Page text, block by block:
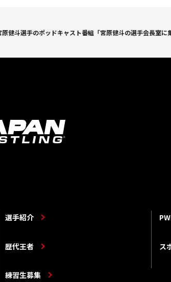
原健斗選手のポッドキャスト番組「宮原健斗の選手会長室に
選手紹介
歴代王者 ス
練習生募集